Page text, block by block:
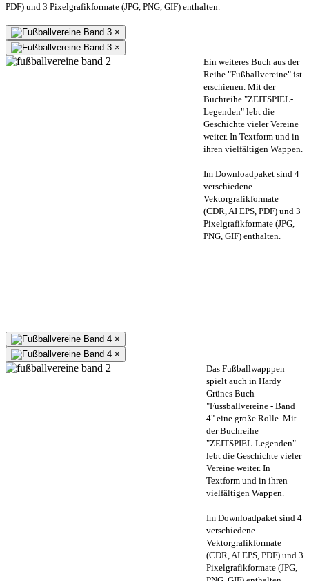
PDF) und 3 Pixelgrafikformate (JPG, PNG, GIF) enthalten.
×
×
Ein weiteres Buch aus der
Reihe "Fußballvereine" ist
erschienen. Mit der
Buchreihe "ZEITSPIEL-
Legenden" lebt die
Geschichte vieler Vereine
weiter. In Textform und in
ihren vielfältigen Wappen.
Im Downloadpaket sind 4
verschiedene
Vektorgrafikformate
(CDR, AI EPS, PDF) und 3
Pixelgrafikformate (JPG,
PNG, GIF) enthalten.
×
×
Das Fußballwapppen
spielt auch in Hardy
Grünes Buch
"Fussballvereine - Band
4" eine große Rolle. Mit
der Buchreihe
"ZEITSPIEL-Legenden"
lebt die Geschichte vieler
Vereine weiter. In
Textform und in ihren
vielfältigen Wappen.
Im Downloadpaket sind 4
verschiedene
Vektorgrafikformate
(CDR, AI EPS, PDF) und 3
Pixelgrafikformate (JPG,